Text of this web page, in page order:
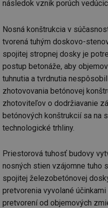
následok vznik porúch
Nosná konštrukcia v
tvorená tuhým doskovo-
spojitej stropnej dosky je
postup betonáže, aby
tuhnutia a tvrdnutia
zhotovovania betónovej
zhotoviteľov o dodržiavanie
betónových konštrukcií sa na
technologické trhliny.
Priestorová tuhosť budovy
nosných stien vzájomne tuho
spojitej železobetónovej
pretvorenia vyvolané
pretvorení od objemových